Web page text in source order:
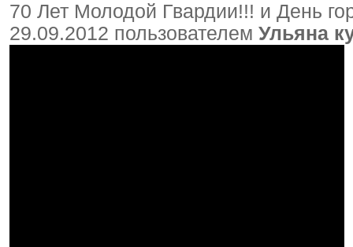
70 Лет Молодой Гвардии!!! и День
29.09.2012 пользователем Ульяна